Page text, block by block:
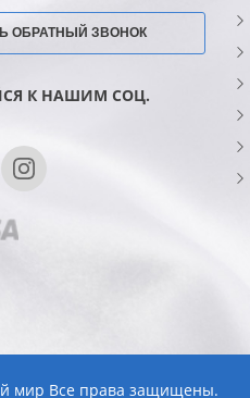
ОБРАТНЫЙ ЗВОНОК
К НАШИМ СОЦ.
мир Все права защищены.